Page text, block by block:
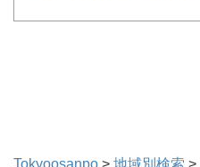
Tokyoosanpo > 地域別検索 >